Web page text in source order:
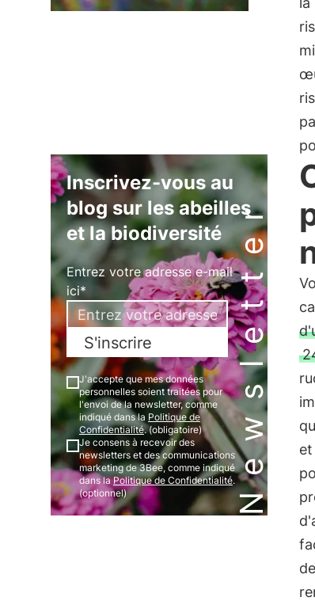
Newsletter
Inscrivez-vous au
blog sur les abeilles
et la biodiversité
Entrez votre adresse e-mail
ici*
S'inscrire
J'accepte que mes données
personnelles soient traitées pour
l'envoi de la newsletter, comme
indiqué dans la Politique de
Confidentialité. (obligatoire)
Je consens à recevoir des
newsletters et des communications
marketing de 3Bee, comme indiqué
dans laPolitique de Confidentialité.
(optionnel)